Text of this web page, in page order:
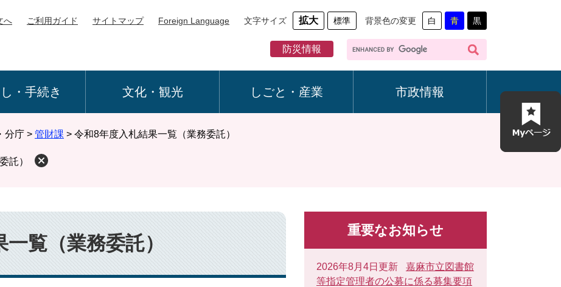
へ ご利用ガイド サイトマップ Foreign Language 文字サイズ 拡大 標準 背景色の変更 白 青 黒
防災情報
G
o
・手続き 文化・観光 しごと・産業 市政情報
分庁 > 管財課 > 令和8年度入札結果一覧（業務委託）
託）
覧（業務委託）
重要なお知らせ
2026年8月4日更新
嘉麻市立図書館
等指定管理者の公募に係る募集要項